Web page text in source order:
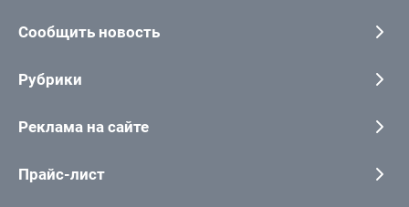
Сообщить новость
Рубрики
Реклама на сайте
Прайс-лист